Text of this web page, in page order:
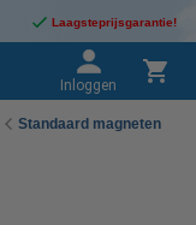
Laagsteprijsgarantie!
Inloggen
Standaard magneten